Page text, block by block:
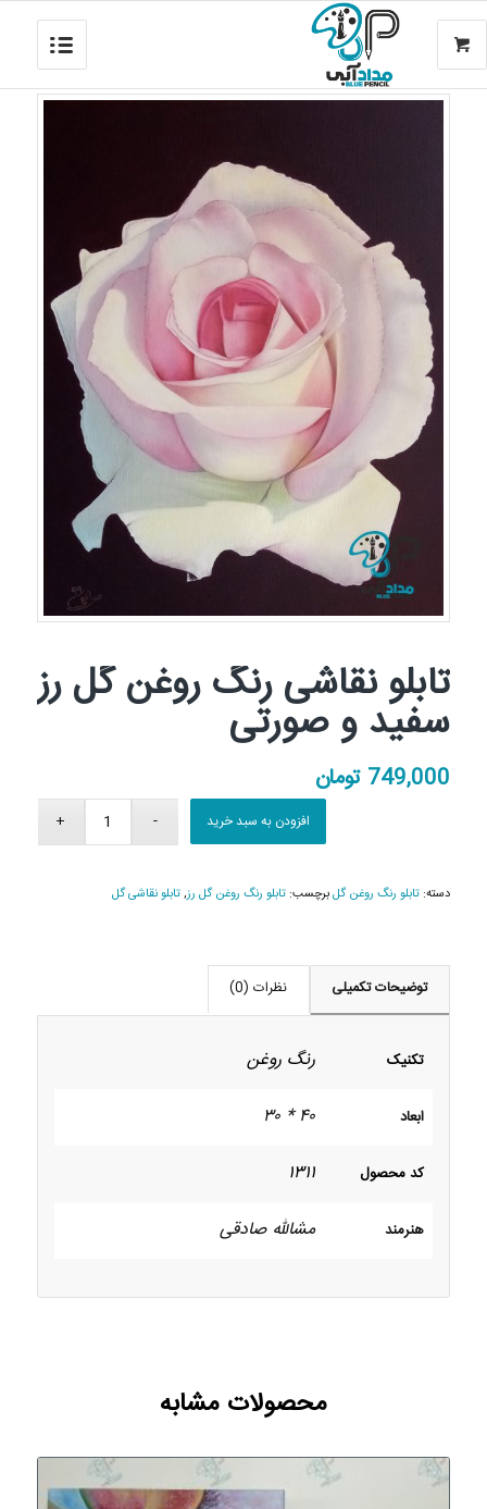
تابلو نقاشی رنگ روغن گل رز
سفید و صورتی
749,000 تومان
افزودن به سبد خرید
دسته: تابلو رنگ روغن گلبرچسب: تابلو رنگ روغن گل رز,تابلو نقاشی گل
توضیحات تکمیلی نظرات (0)
تکنیک رنگ روغن
ابعاد ۴۰ * ۳۰
کد محصول ۱۳۱۱
هنرمند مشالله صادقی
محصولات مشابه